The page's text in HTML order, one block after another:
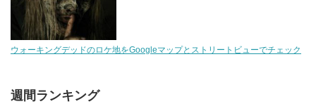
ウォーキングデッドのロケ地をGoogleマップとストリートビューでチェック
週間ランキング